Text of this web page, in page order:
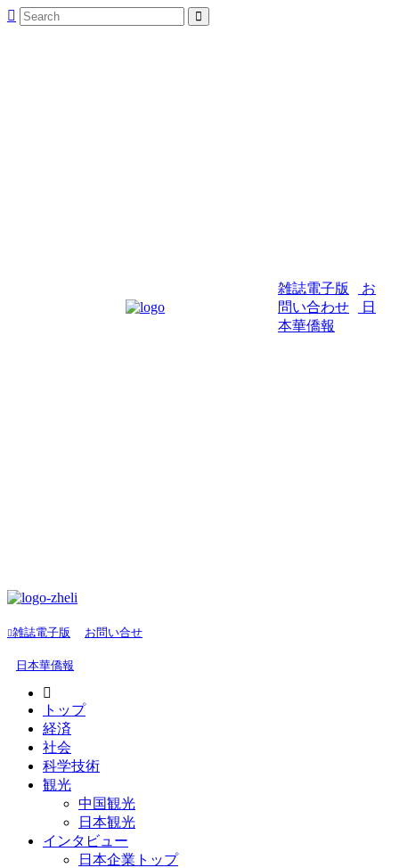
雑誌電子版
お
問い合わせ
日
本華僑報
雑誌電子版 お問い合せ
日本華僑報
トップ
経済
社会
科学技術
観光
中国観光
日本観光
インタビュー
日本企業トップ